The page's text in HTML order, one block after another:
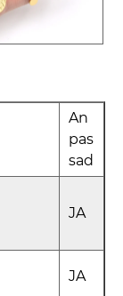
An
pas
sad
JA
JA